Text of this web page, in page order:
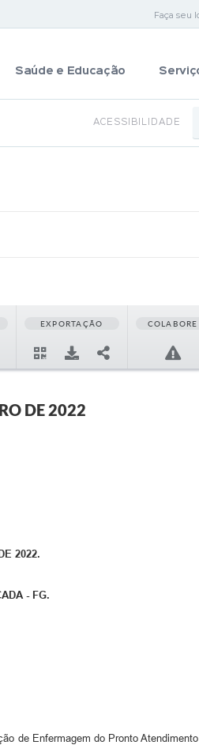
Faça seu
Saúde e Educação
ACESSIBILIDADE
EXPORTAÇÃO COLABORE
DE 2022
2022.
- FG.
de Enfermagem do Pronto